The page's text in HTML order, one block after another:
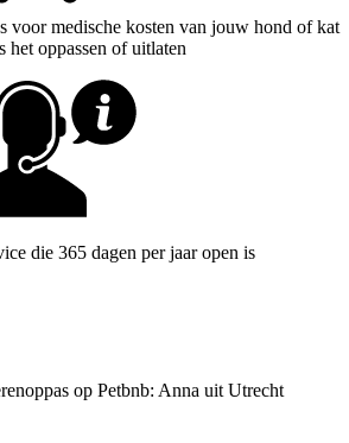
voor medische kosten van jouw hond of kat
het oppassen of uitlaten
die 365 dagen per jaar open is
op Petbnb: Anna uit Utrecht